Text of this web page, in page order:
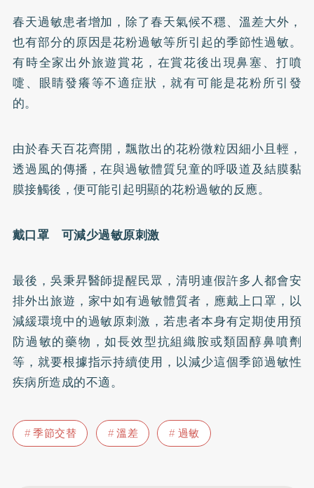
春天過敏患者增加，除了春天氣候不穩、溫差大外，
也有部分的原因是花粉過敏等所引起的季節性過敏。
有時全家出外旅遊賞花，在賞花後出現鼻塞、打噴
嚏、眼睛發癢等不適症狀，就有可能是花粉所引發
的。
由於春天百花齊開，飄散出的花粉微粒因細小且輕，
透過風的傳播，在與過敏體質兒童的呼吸道及結膜黏
膜接觸後，便可能引起明顯的花粉過敏的反應。
戴口罩 可減少過敏原刺激
最後，吳秉昇醫師提醒民眾，清明連假許多人都會安
排外出旅遊，家中如有過敏體質者，應戴上口罩，以
減緩環境中的過敏原刺激，若患者本身有定期使用預
防過敏的藥物，如長效型抗組織胺或類固醇鼻噴劑
等，就要根據指示持續使用，以減少這個季節過敏性
疾病所造成的不適。
季節交替 溫差 過敏